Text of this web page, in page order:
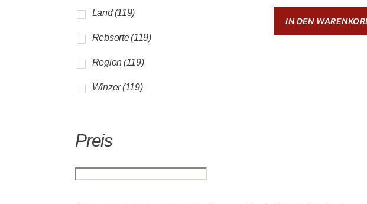
Land (119)
Rebsorte(119)
Region(119)
Winzer(119)
Preis
IN DEN